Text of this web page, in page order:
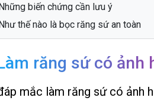
biến chứng cần lưu ý
thế nào là bọc răng sứ an toàn
răng sứ có ảnh
mắc làm răng sứ có ảnh